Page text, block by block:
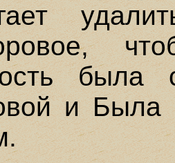
была
и Была